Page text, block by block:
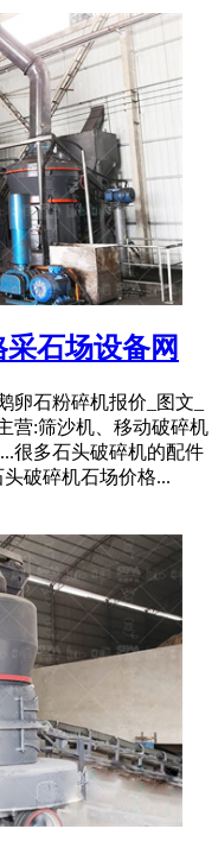
石场设备网
卵石粉碎机报价_图文_
营:筛沙机、移动破碎机
很多石头破碎机的配件
破碎机石场价格...